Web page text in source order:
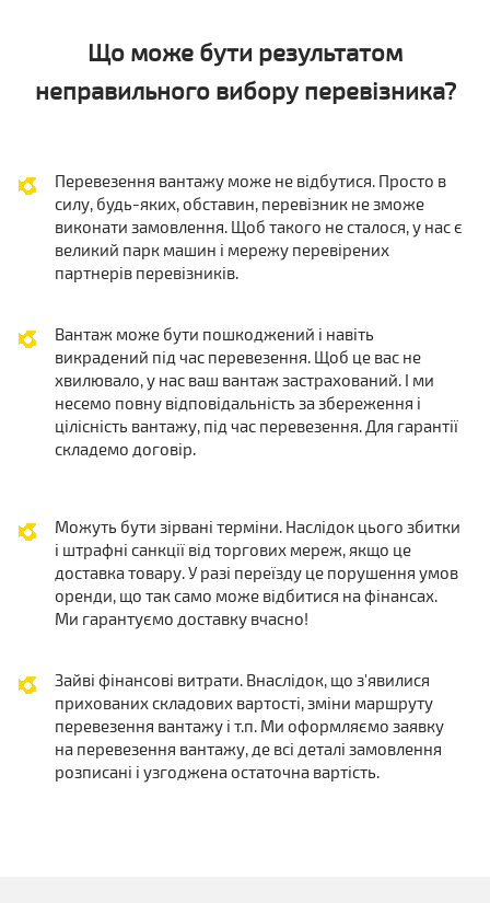
Що може бути результатом
неправильного вибору перевізника?
Перевезення вантажу може не відбутися. Просто в
силу, будь-яких, обставин, перевізник не зможе
виконати замовлення. Щоб такого не сталося, у нас є
великий парк машин і мережу перевірених
партнерів перевізників.
Вантаж може бути пошкоджений і навіть
викрадений під час перевезення. Щоб це вас не
хвилювало, у нас ваш вантаж застрахований. І ми
несемо повну відповідальність за збереження і
цілісність вантажу, під час перевезення. Для гарантії
складемо договір.
Можуть бути зірвані терміни. Наслідок цього збитки
і штрафні санкції від торгових мереж, якщо це
доставка товару. У разі переїзду це порушення умов
оренди, що так само може відбитися на фінансах.
Ми гарантуємо доставку вчасно!
Зайві фінансові витрати. Внаслідок, що з'явилися
прихованих складових вартості, зміни маршруту
перевезення вантажу і т.п. Ми оформляємо заявку
на перевезення вантажу, де всі деталі замовлення
розписані і узгоджена остаточна вартість.